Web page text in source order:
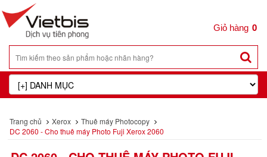
0
Trang chủ Xerox
Thuê máy Photocopy
DC 2060 - Cho thuê máy Photo Fuji Xerox 2060